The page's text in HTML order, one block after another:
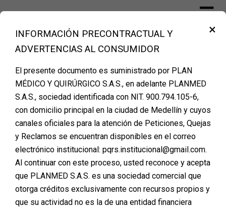
contentFinanciación Cirugía Plástica Medellín –
PLANMED
Agenda tu cita de
valoración
×
INFORMACIÓN PRECONTRACTUAL Y
ADVERTENCIAS AL CONSUMIDOR
El presente documento es suministrado por PLAN
MÉDICO Y QUIRÚRGICO S.A.S., en adelante PLANMED
S.A.S., sociedad identificada con NIT. 900.794.105-6,
con domicilio principal en la ciudad de Medellín y cuyos
canales oficiales para la atención de Peticiones, Quejas
y Reclamos se encuentran disponibles en el correo
electrónico institucional: pqrs.institucional@gmail.com.
Al continuar con este proceso, usted reconoce y acepta
que PLANMED S.A.S. es una sociedad comercial que
otorga créditos exclusivamente con recursos propios y
que su actividad no es la de una entidad financiera